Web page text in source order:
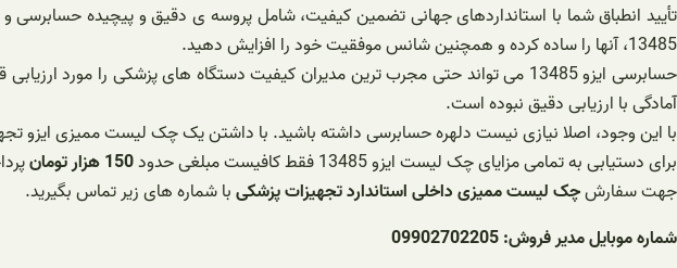
تأیید انطباق شما با استانداردهای جهانی تضمین کیفیت، شامل پروسه ی دقیق و پیچیده
13485، آنها را ساده کرده و همچنین شانس موفقیت خود را افزایش دهید.
آمادگی با ارزیابی دقیق نبوده است.
با این وجود، اصلا نیازی نیست دلهره حسابرسی داشته باشید. با داشتن یک چک لیست ممیزی ایزو
برای دستیابی به تمامی مزایای چک لیست ایزو 13485 فقط کافیست مبلغی حدود
جهت سفارشچک لیست ممیزی داخلی استاندارد تجهیزات پزشکیبا شماره های زیر تماس بگیرید.
شماره موبایل مدیر فروش: 09902702205